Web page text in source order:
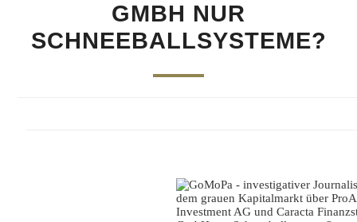
GMBH NUR
SCHNEEBALLSYSTEME?